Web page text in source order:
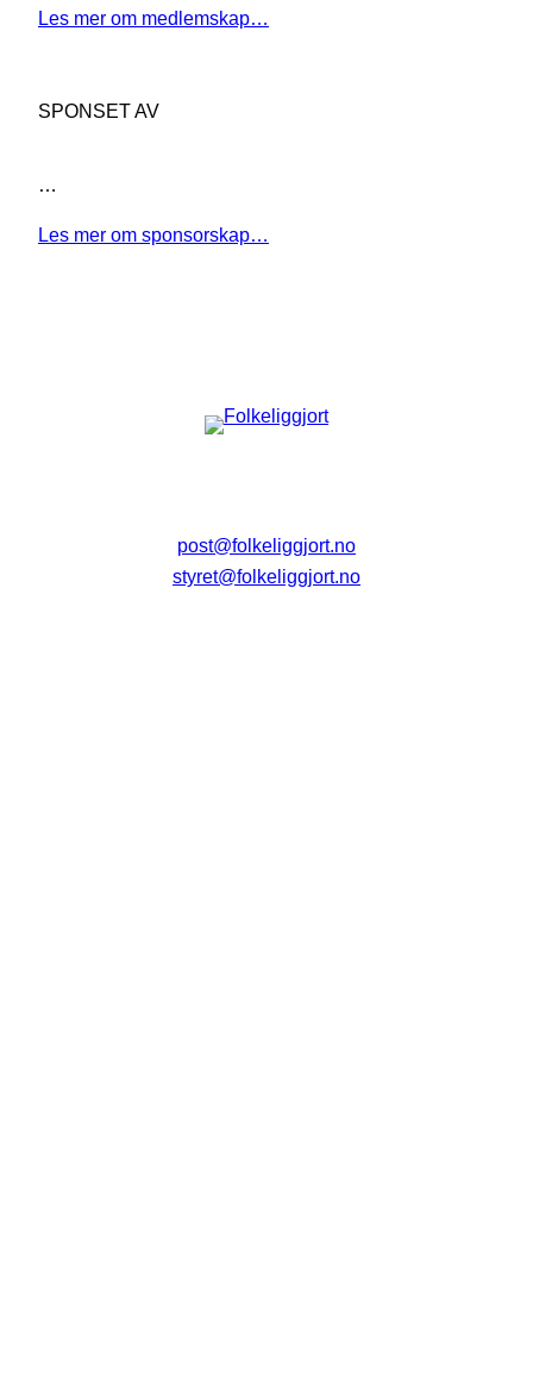
Les mer om medlemskap…
SPONSET AV
…
Les mer om sponsorskap…
post@folkeliggjort.no
styret@folkeliggjort.no